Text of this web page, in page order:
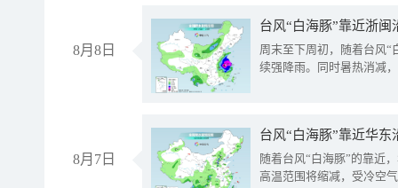
8月8日
台风“白海豚”靠近浙
周末至下周初，随着台风“
续强降雨。同时暑热消减
8月7日
台风“白海豚”靠近华
随着台风“白海豚”的靠近
高温范围将缩减，受冷空